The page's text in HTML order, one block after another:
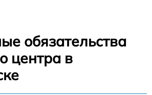
обязательства
центра в